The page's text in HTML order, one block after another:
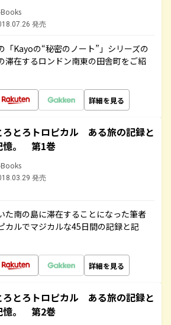
発売
「Kayoの“秘密のノート”」シリーズの
滞在するロンドン南東の田舎町をご紹
詳細を見る
ろとろトロピカル ある旅の記録と
憶。 第1巻
発売
た南の島に滞在することになった筆者
カルでマジカルな45日間の記録と記
詳細を見る
ろとろトロピカル ある旅の記録と
憶。 第2巻